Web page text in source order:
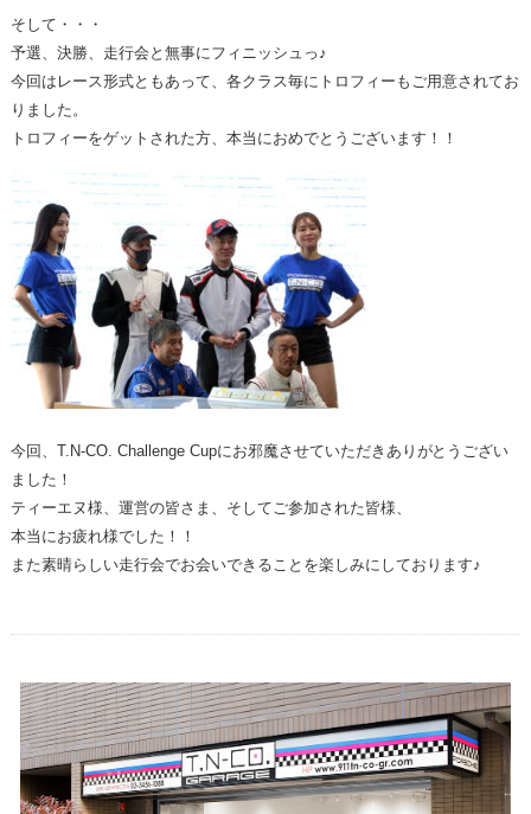
そして・・・
予選、決勝、走行会と無事にフィニッシュっ♪
今回はレース形式ともあって、各クラス毎にトロフィーもご用意されてお
りました。
トロフィーをゲットされた方、本当におめでとうございます！！
今回、T.N-CO. Challenge Cupにお邪魔させていただきありがとうござい
ました！
ティーエヌ様、運営の皆さま、そしてご参加された皆様、
本当にお疲れ様でした！！
また素晴らしい走行会でお会いできることを楽しみにしております♪